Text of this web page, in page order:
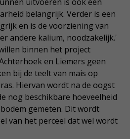
uitvoeren is ook een
belangrijk. Verder is een
en is de voorziening van
andere kalium, noodzakelijk.'
binnen het project
en Liemers geen
bij de teelt van mais op
Hiervan wordt na de oogst
nog beschikbare hoeveelheid
gemeten. Dit wordt
van het perceel dat wel wordt